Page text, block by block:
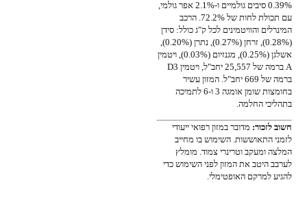
0.39% סיבים גולמיים ו-2.1% אפר גולמי,
עם תכולת לחות של 72.2%. הרכב
המינרלים והוויטמינים לכל ק"ג כולל: סידן
(0.28%), זרחן (0.27%), נתרן (0.20%),
אשלגן (0.25%), מגנזיום (0.03%), ויטמין
A ברמה של 25,557 יחב"ל, ויטמין D3
ברמה של 669 יחב"ל. המזון עשיר
בחומצות שומן אומגה 3 ו-6 לתמיכה
בתהליכי החלמה.
חשוב לזכור: מדובר במזון רפואי ייעודי
לזמני התאוששות. השימוש בו מחייב
המלצה ומעקב וטרינרי צמוד. מומלץ
לערבב היטב את המזון לפני השימוש כדי
להגיע למרקם האופטימלי.